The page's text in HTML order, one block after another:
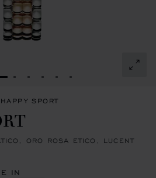
SLIDE 1
VAI ALLA SLIDE 2
VAI ALLA SLIDE 3
VAI ALLA SLIDE 4
VAI ALLA SLIDE 5
VAI ALLA SLIDE 6
SPORT
ORO ROSA ETICO, LUCENT
IN